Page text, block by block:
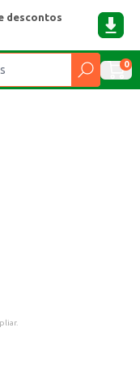
descontos
0